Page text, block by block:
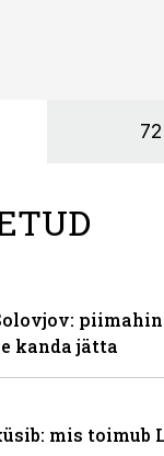
kanda jätta
mis toimub